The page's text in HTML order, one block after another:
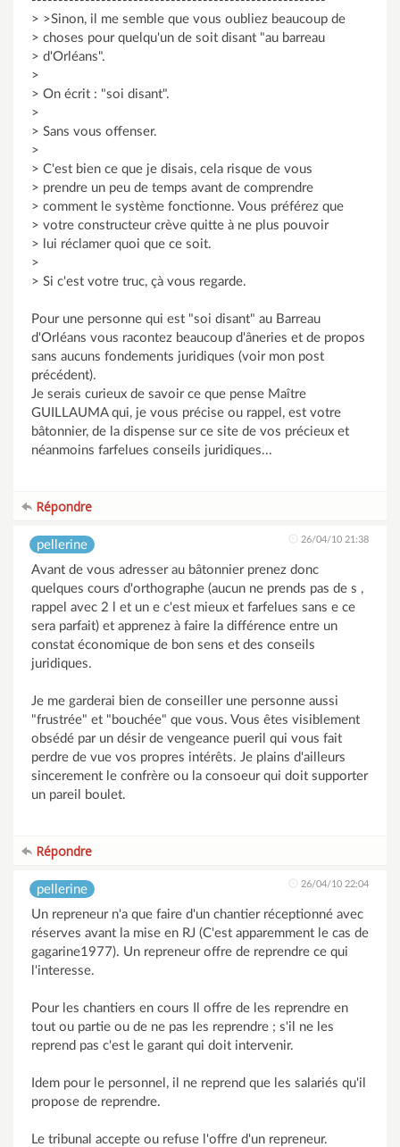
> >Sinon, il me semble que vous oubliez beaucoup de
> choses pour quelqu'un de soit disant "au barreau
> d'Orléans".
>
> On écrit : "soi disant".
>
> Sans vous offenser.
>
> C'est bien ce que je disais, cela risque de vous
> prendre un peu de temps avant de comprendre
> comment le système fonctionne. Vous préférez que
> votre constructeur crève quitte à ne plus pouvoir
> lui réclamer quoi que ce soit.
>
> Si c'est votre truc, çà vous regarde.
Pour une personne qui est "soi disant" au Barreau
d'Orléans vous racontez beaucoup d'âneries et de propos
sans aucuns fondements juridiques (voir mon post
précédent).
Je serais curieux de savoir ce que pense Maître
GUILLAUMA qui, je vous précise ou rappel, est votre
bâtonnier, de la dispense sur ce site de vos précieux et
néanmoins farfelues conseils juridiques...
Répondre
pellerine 26/04/10 21:38
Avant de vous adresser au bâtonnier prenez donc
quelques cours d'orthographe (aucun ne prends pas de s ,
rappel avec 2 l et un e c'est mieux et farfelues sans e ce
sera parfait) et apprenez à faire la différence entre un
constat économique de bon sens et des conseils
juridiques.
Je me garderai bien de conseiller une personne aussi
"frustrée" et "bouchée" que vous. Vous êtes visiblement
obsédé par un désir de vengeance pueril qui vous fait
perdre de vue vos propres intérêts. Je plains d'ailleurs
sincerement le confrère ou la consoeur qui doit supporter
un pareil boulet.
Répondre
pellerine 26/04/10 22:04
Un repreneur n'a que faire d'un chantier réceptionné avec
réserves avant la mise en RJ (C'est apparemment le cas de
gagarine1977). Un repreneur offre de reprendre ce qui
l'interesse.
Pour les chantiers en cours Il offre de les reprendre en
tout ou partie ou de ne pas les reprendre ; s'il ne les
reprend pas c'est le garant qui doit intervenir.
Idem pour le personnel, il ne reprend que les salariés qu'il
propose de reprendre.
Le tribunal accepte ou refuse l'offre d'un repreneur.